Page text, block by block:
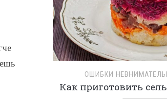
ОШИБКИ
Как приготовить